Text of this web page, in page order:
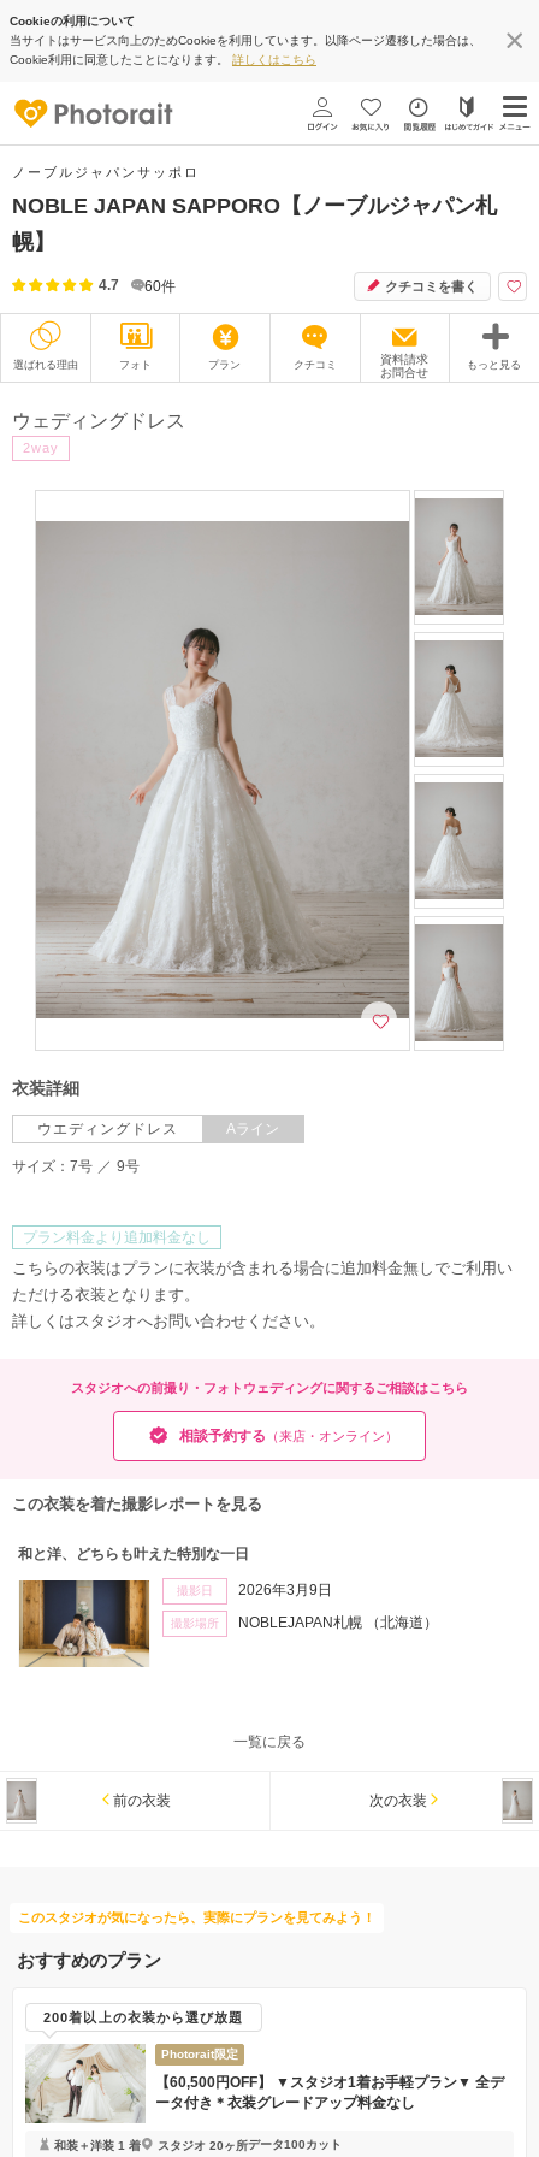
Cookieの利用について
当サイトはサービス向上のためCookieを利用しています。以降ページ遷移した場合は、
Cookie利用に同意したことになります。 詳しくはこちら
ノーブルジャパンサッポロ
NOBLE JAPAN SAPPORO【ノーブルジャパン札
幌】
4.7 60件 クチコミを書く
選ばれる理由 フォト プラン クチコミ
資料請求
お問合せ
もっと見る
衣装
衣装追加無料 自慢の修正技術
スタジオでの撮影 事前来店なしで撮影
豊富なドレス
持ち込み衣装
ウェディングドレス
2way
衣装詳細
ウエディングドレス Aライン
サイズ： 7号 9号
プラン料金より追加料金なし
こちらの衣装はプランに衣装が含まれる場合に追加料金無しでご利用い
ただける衣装となります。
詳しくはスタジオへお問い合わせください。
スタジオへの前撮り・フォトウェディングに関するご相談はこちら
相談予約する （来店・オンライン）
この衣装を着た撮影レポートを見る
和と洋、どちらも叶えた特別な一日
撮影日 2026年3月9日
撮影場所 NOBLEJAPAN札幌 （北海道）
一覧に戻る
前の衣装 次の衣装
このスタジオが気になったら、実際にプランを見てみよう！
おすすめのプラン
200着以上の衣装から選び放題
Photorait限定
【60,500円OFF】 ▼スタジオ1着お手軽プラン▼ 全デ
ータ付き＊衣装グレードアップ料金なし
和装＋洋装 1 着 スタジオ 20ヶ所データ100カット